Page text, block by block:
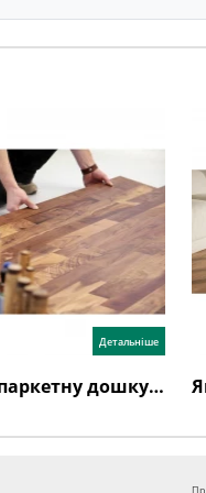
Детальніше
Як стелити паркетну дошку: інструкція з укладання